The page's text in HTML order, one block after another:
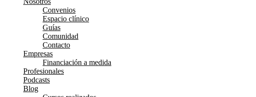
Convenios
Espacio clínico
Guías
Comunidad
Contacto
Empresas
Financiación a medida
Profesionales
Podcasts
Blog